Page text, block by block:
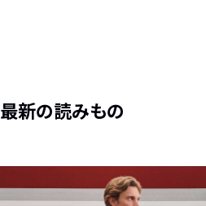
最新の読みもの